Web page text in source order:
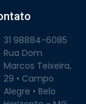
31 98884-6085
Rua Dom
Marcos Teixeira,
29 • Campo
Alegre • Belo